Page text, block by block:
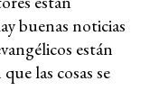
buenas noticias
están
las cosas se